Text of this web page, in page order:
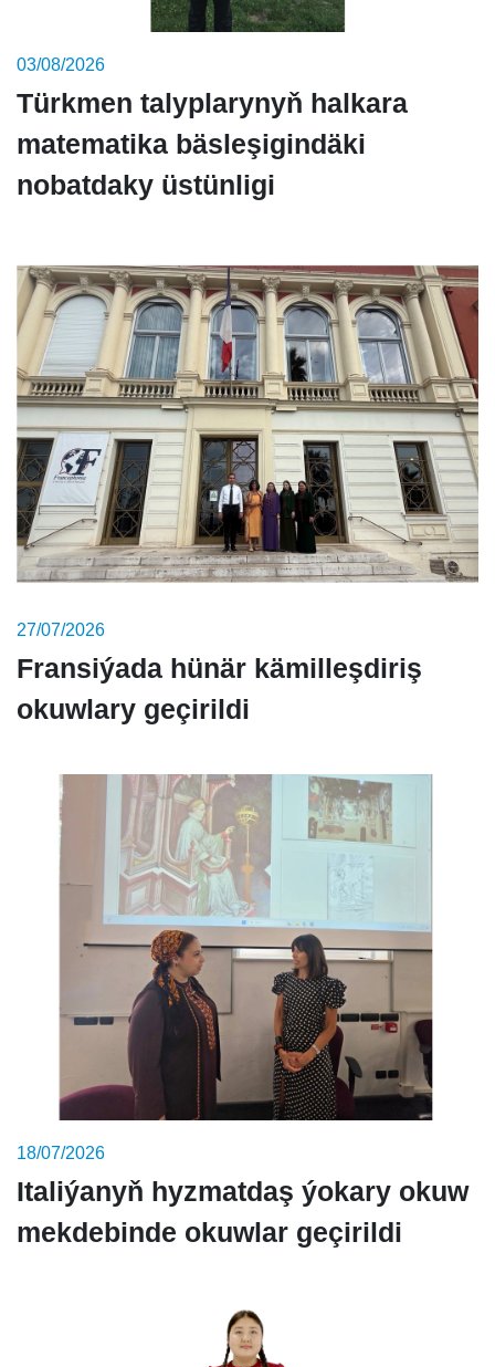
03/08/2026
Türkmen talyplarynyň halkara
matematika bäsleşigindäki
nobatdaky üstünligi
27/07/2026
Fransiýada hünär kämilleşdiriş
okuwlary geçirildi
18/07/2026
Italiýanyň hyzmatdaş ýokary okuw
mekdebinde okuwlar geçirildi